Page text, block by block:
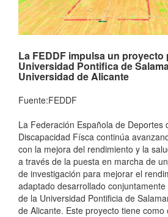
La FEDDF impulsa un
Universidad Pontifica de
Universidad de Alicante
Fuente:FEDDF
La Federación Española de Deportes
Discapacidad Físca continúa
con la mejora del rendimiento y la
a través de la puesta en marcha de
de investigación para mejorar el
adaptado desarrollado
de la Universidad Pontificia de
de Alicante. Este proyecto tiene como